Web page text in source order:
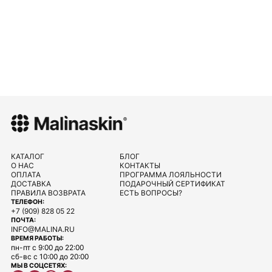
ТЕЛЕФОН:
+7 (909) 828 05 22
ПОЧТА:
INFO@MALINA.RU
ВРЕМЯ РАБОТЫ:
пн-пт с 9:00 до 22:00
сб-вс с 10:00 до 20:00
МЫ В СОЦСЕТЯХ:
КАТАЛОГ
О НАС
ОПЛАТА
ДОСТАВКА
ПРАВИЛА ВОЗВРАТА
БЛОГ
КОНТАКТЫ
ПРОГРАММА ЛОЯЛЬНОСТИ
ПОДАРОЧНЫЙ СЕРТИФИКАТ
ЕСТЬ ВОПРОСЫ?